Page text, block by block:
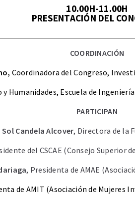
10.00H-11.00H
PRESENTACIÓN DEL
COORDINACIÓN
Coordinadora del Congreso,
Humanidades, Escuela de
PARTICIPAN
Sol Candela Alcover, Directora de la
del CSCAE (Consejo Superior
, Presidenta de AMAE
de AMIT (Asociación de Mujeres